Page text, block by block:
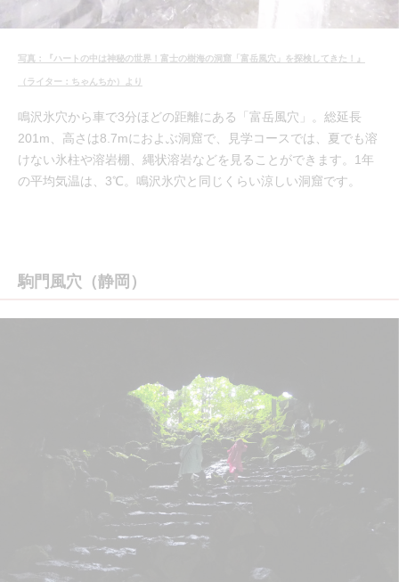
写真：『ハートの中は神秘の世界！富士の樹海の洞窟「富岳風穴」を探検してきた！』
（ライター：ちゃんちか）より
鳴沢氷穴から車で3分ほどの距離にある「富岳風穴」。総延長
201m、高さは8.7mにおよぶ洞窟で、見学コースでは、夏でも溶
けない氷柱や溶岩棚、縄状溶岩などを見ることができます。1年
の平均気温は、3℃。鳴沢氷穴と同じくらい涼しい洞窟です。
駒門風穴（静岡）